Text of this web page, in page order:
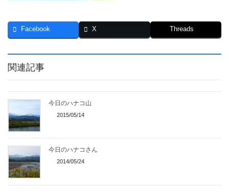
Facebook X Threads
関連記事
今日のハナコ山
2015/05/14
今日のハナコさん
2014/05/24